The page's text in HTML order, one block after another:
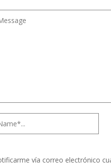
vía correo electrónico